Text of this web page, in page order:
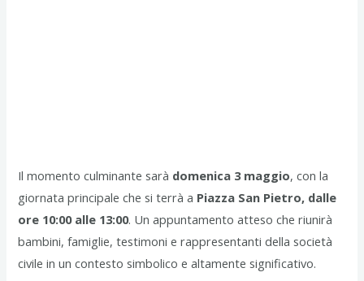
Il momento culminante sarà domenica 3 maggio, con la
giornata principale che si terrà a Piazza San Pietro, dalle
ore 10:00 alle 13:00. Un appuntamento atteso che riunirà
bambini, famiglie, testimoni e rappresentanti della società
civile in un contesto simbolico e altamente significativo.